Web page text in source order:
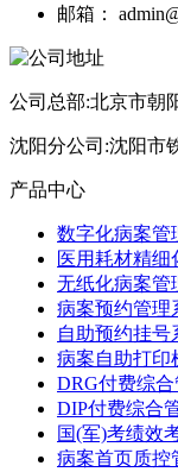
邮箱：
公司总部:北京市朝
沈阳分公司:沈阳市
产品中心
数字化病案管
医用耗材精细
无纸化病案管
病案预约管理
自助预约挂号
病案自助打印
DRG付费综
DIP付费综合
国(军)考绩效
病案首页质控